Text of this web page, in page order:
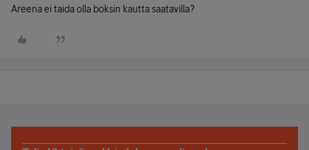
Areena ei taida olla boksin kautta saatavilla?